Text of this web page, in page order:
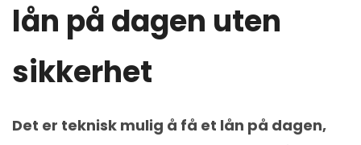
lån på dagen uten
sikkerhet
Det er teknisk mulig å få et lån på dagen,